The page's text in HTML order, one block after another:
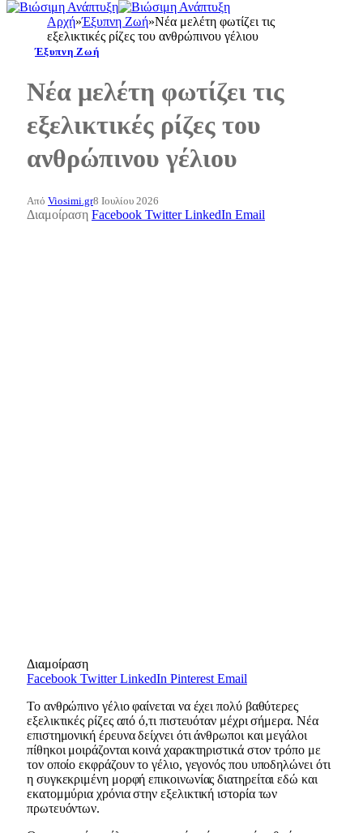
Αρχή»Έξυπνη Ζωή»Νέα μελέτη φωτίζει τις
εξελικτικές ρίζες του ανθρώπινου γέλιου
Έξυπνη Ζωή
Νέα μελέτη φωτίζει τις
εξελικτικές ρίζες του
ανθρώπινου γέλιου
Από Viosimi.gr8 Ιουλίου 2026
Διαμοίραση Facebook Twitter LinkedIn Email
Διαμοίραση
Facebook Twitter LinkedIn Pinterest Email
Το ανθρώπινο γέλιο φαίνεται να έχει πολύ βαθύτερες
εξελικτικές ρίζες από ό,τι πιστευόταν μέχρι σήμερα. Νέα
επιστημονική έρευνα δείχνει ότι άνθρωποι και μεγάλοι
πίθηκοι μοιράζονται κοινά χαρακτηριστικά στον τρόπο με
τον οποίο εκφράζουν το γέλιο, γεγονός που υποδηλώνει ότι
η συγκεκριμένη μορφή επικοινωνίας διατηρείται εδώ και
εκατομμύρια χρόνια στην εξελικτική ιστορία των
πρωτευόντων.